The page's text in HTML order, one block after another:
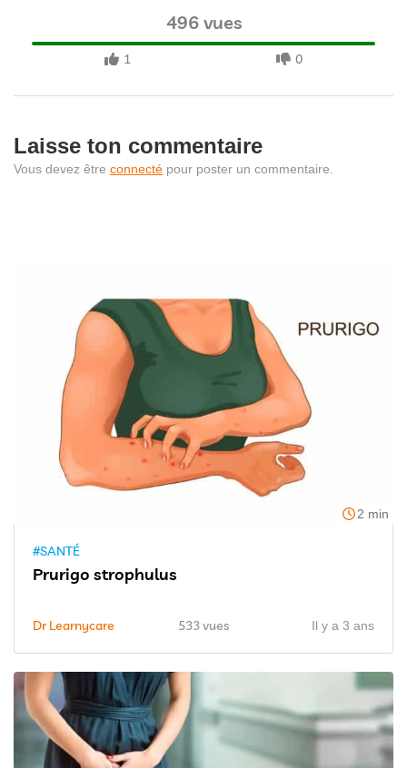
496 vues
1 0
Laisse ton commentaire
Vous devez être connecté pour poster un commentaire.
2 min
#SANTÉ
Prurigo strophulus
Dr Learnycare 533 vues Il y a 3 ans